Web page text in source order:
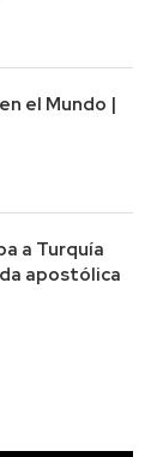
el Mundo |
a Turquía
apostólica